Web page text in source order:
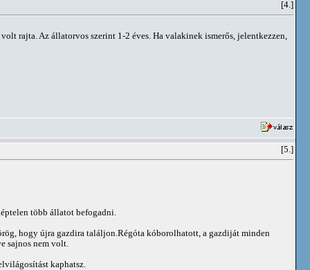
[4.]
rajta. Az állatorvos szerint 1-2 éves. Ha valakinek ismerős, jelentkezzen,
[5.]
több állatot befogadni.
hogy újra gazdira találjon.Régóta kóborolhatott, a gazdiját minden
sajnos nem volt.
kaphatsz.